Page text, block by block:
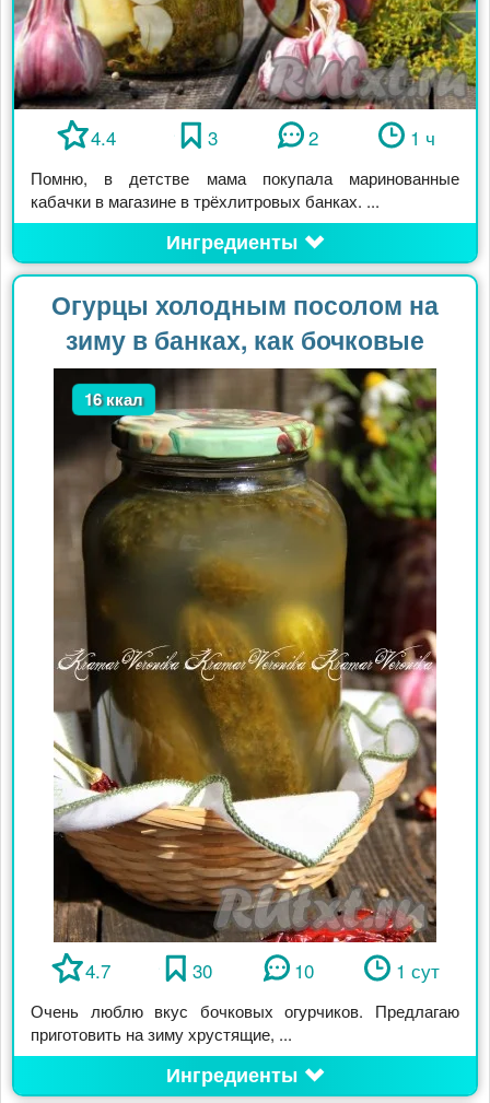
4.4 3 2 1 ч
Помню, в детстве мама покупала маринованные
кабачки в магазине в трёхлитровых банках. ...
Ингредиенты
Огурцы холодным посолом на
зиму в банках, как бочковые
16 ккал
4.7 30 10 1 сут
Очень люблю вкус бочковых огурчиков. Предлагаю
приготовить на зиму хрустящие, ...
Ингредиенты